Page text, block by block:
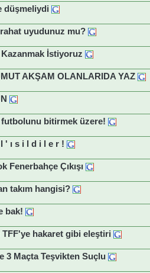
düşmeliydi
uyudunuz mu?
Kazanmak İstiyoruz
AKŞAM OLANLARIDA YAZ
futbolunu bitirmek üzere!
' ı s i l d i l e r !
Fenerbahçe Çıkışı
takım hangisi?
bak!
TFF'ye hakaret gibi eleştiri
3 Maçta Teşvikten Suçlu